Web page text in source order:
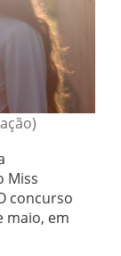
Miss
concurso
maio, em